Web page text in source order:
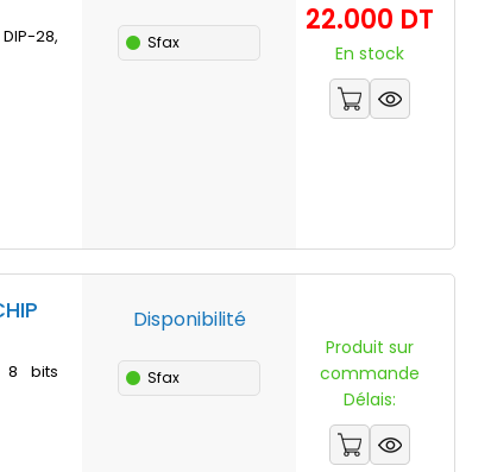
28,
Sfax
22.000 DTPrix
En stock
8 bits
Disponibilité
Sfax
Prix
Produit sur
commande
Délais: